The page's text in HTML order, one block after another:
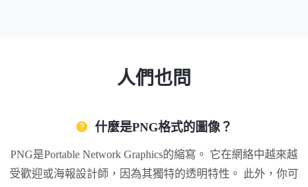
人們也問
什麼是PNG格式的圖像？
PNG是Portable Network Graphics的縮寫。 它在網絡中越來越
受歡迎或海報設計師，因為其獨特的透明特性。 此外，你可